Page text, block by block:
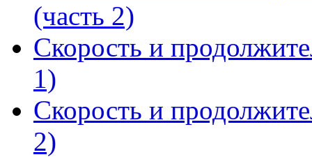
(часть 2)
Скорость и
1)
Скорость и
2)